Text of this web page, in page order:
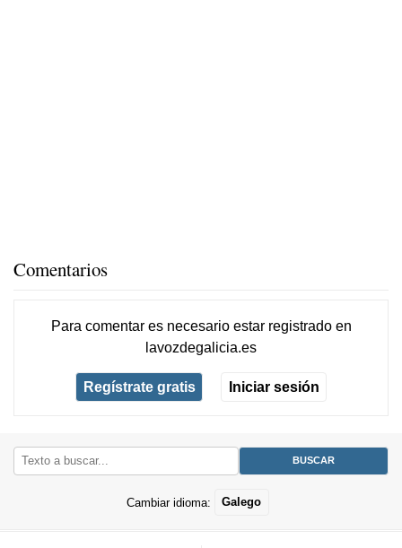
Comentarios
Para comentar es necesario estar registradoen
lavozdegalicia.es
Regístrate gratis Iniciar sesión
Cambiar idioma: Galego